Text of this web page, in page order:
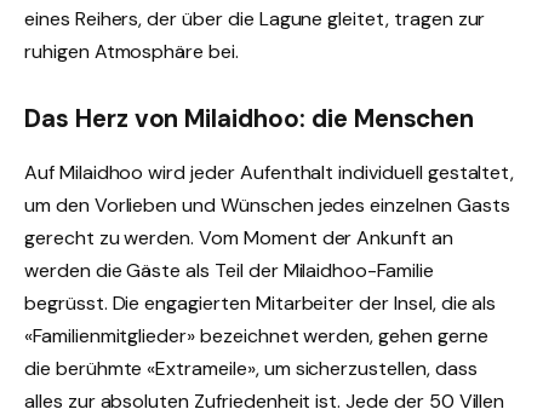
eines Reihers, der über die Lagune gleitet, tragen zur
ruhigen Atmosphäre bei.
Das Herz von Milaidhoo: die Menschen
Auf Milaidhoo wird jeder Aufenthalt individuell gestaltet,
um den Vorlieben und Wünschen jedes einzelnen Gasts
gerecht zu werden. Vom Moment der Ankunft an
werden die Gäste als Teil der Milaidhoo-Familie
begrüsst. Die engagierten Mitarbeiter der Insel, die als
«Familienmitglieder» bezeichnet werden, gehen gerne
die berühmte «Extrameile», um sicherzustellen, dass
alles zur absoluten Zufriedenheit ist. Jede der 50 Villen